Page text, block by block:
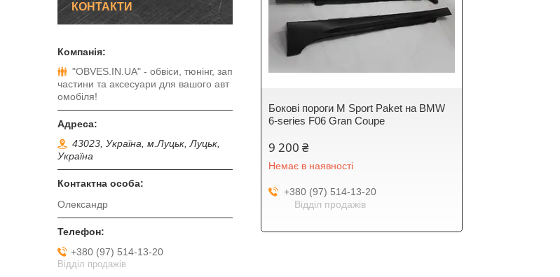
Бокові пороги M Sport Paket на BMW
6-series F06 Gran Coupe
9 200 ₴
Немає в наявності
+380 (97) 514-13-20
Відділ продажів
КОНТАКТИ
"OBVES.IN.UA" - обвіси, тюнінг, зап
частини та аксесуари для вашого авт
омобіля!
43023, Україна, м.Луцьк, Луцьк,
Україна
Олександр
+380 (97) 514-13-20
Відділ продажів